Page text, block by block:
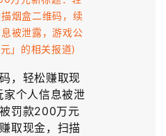
，轻松赚取现
个人信息被泄
罚款200万元
取现金，扫描